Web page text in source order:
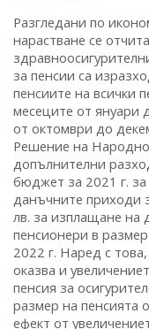
Разгледани по
нарастване се
за пенсии са
пенсиите на всички
месеците от януари
от октомври до
Решение на
допълнителни
бюджет за 2021 г.
данъчните приходи
лв. за изплащане на
пенсионери в
2022 г. Наред с
оказва и
пенсия за
размер на пенсията
ефект от